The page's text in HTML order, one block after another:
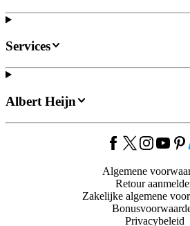
Services
Albert Heijn
Algemene
Retour
Zakelijke algemene
Privacybeleid